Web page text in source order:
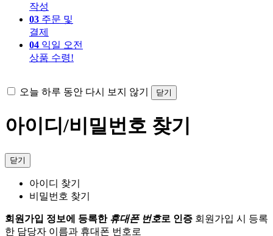
작성
03 주문 및
결제
04 익일 오전
상품 수령!
오늘 하루 동안 다시 보지 않기 닫기
아이디/비밀번호 찾기
닫기
아이디 찾기
비밀번호 찾기
회원가입 정보에 등록한 휴대폰 번호로 인증 회원가입 시 등록
한 담당자 이름과 휴대폰 번호로